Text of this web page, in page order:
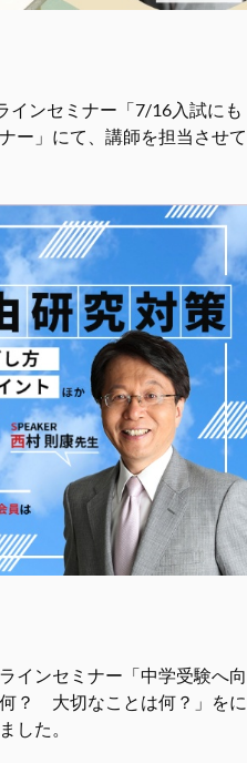
インセミナー「7/16入試にも
ー」にて、講師を担当させて
インセミナー「中学受験へ向
？ 大切なことは何？」をに
した。